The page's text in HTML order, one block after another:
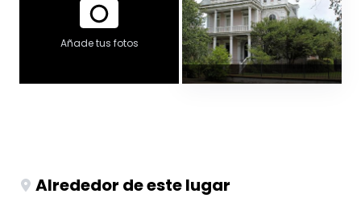
Añade tus fotos
Alrededor de este lugar